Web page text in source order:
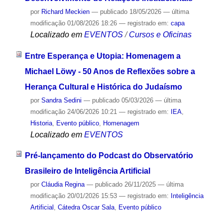
por Richard Meckien — publicado18/05/2026 — última
modificação01/08/2026 18:26 — registrado em: capa
Localizado em EVENTOS /Cursos e Oficinas
Entre Esperança e Utopia: Homenagem a
Michael Löwy - 50 Anos de Reflexões sobre a
Herança Cultural e Histórica do Judaísmo
por Sandra Sedini — publicado05/03/2026 — última
modificação24/06/2026 10:21 — registrado em: IEA,
Historia, Evento público, Homenagem
Localizado em EVENTOS
Pré-lançamento do Podcast do Observatório
Brasileiro de Inteligência Artificial
por Cláudia Regina — publicado26/11/2025 — última
modificação20/01/2026 15:53 — registrado em: Inteligência
Artificial , Cátedra Oscar Sala, Evento público